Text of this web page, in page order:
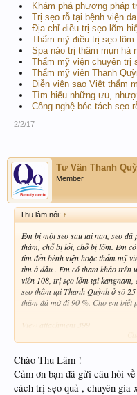
Khám phá phương pháp
Trị sẹo rỗ tại bệnh viện
Địa chỉ điều trị sẹo lõm
Thẩm mỹ điều trị sẹo lõm
Spa nào trị thâm mụn hà
Thẩm mỹ viện chuyên trị
Thẩm mỹ viện Thanh
Diễn viên sao Việt thẩm
Tìm hiểu những ưu,
Công nghệ bóc tách sẹo
2/2/17
Tư Vấn Thanh
Member
Thu lâm nói: ↑
Em bị một sẹo sau tai nạn, sẹo
thâm, chỗ bị lồi, chỗ bị lõm. Em
tìm đến bệnh viện hoặc thẩm mỹ
tìm ở đâu . Em có tham khảo trên
viện 108, trị sẹo lõm tại
sẹo thâm tại Thanh Quỳnh ở số
thâm đã mờ đi 90 %. Cho em biết
View attachment 399
Chào Thu Lâm !
Cảm ơn bạn đã gửi câu hỏi
cách trị sẹo quả , chuyên gia